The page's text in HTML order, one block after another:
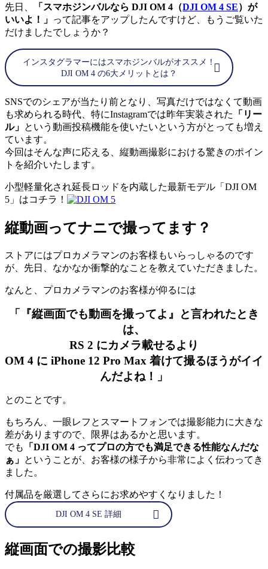
先日、 「スマホジンバルなら DJI OM 4（DJI OM 4 SE）が
いいよ！」 って記事をアップしたんですけど、もうご覧いた
だけましたでしょうか？
インスタグラマーにはスマホジンバルがオススメ！
DJI OM 4 の6大メリットとは？
SNSでのシェアが当たり前となり、写真だけではなくて動画
も求められる時代、特にInstagramでは昨年実装された
「リー
ル」 という動画投稿機能を使いたいという方がとっても増え
ています。
今回はそんな声に応える、縦動画撮影における驚きのポイン
トを紹介いたします。
小型軽量化され延長ロッドを内蔵した最新モデル「DJI OM
5」はコチラ！
縦動画ってナニで撮ってます？
ストアにはプロカメラマンのお客様もいらっしゃるのです
が、先日、なかなか衝撃的なことを教えていただきました。
なんと、プロカメラマンのお客様が仰るには
「『縦画面でも動画を撮ってよ』と言われたとき
は、
RS 2 にカメラ載せるより
OM 4 に iPhone 12 Pro Max 着けて撮るほうがイイ
んだよね！」
とのことです。
もちろん、一眼レフとスマートフォンでは撮影能力に大きな
差がありますので、限界はあるかと思います。
でも
「DJI OM 4 ってプロの方でも満足できる性能なんだな
ぁ」 ということが、お客様の様子から非常によく伝わってき
ました。
付属品を厳選してさらにお求めやすくなりました！
DJI OM 4 SE 詳細
縦画面での撮影比較